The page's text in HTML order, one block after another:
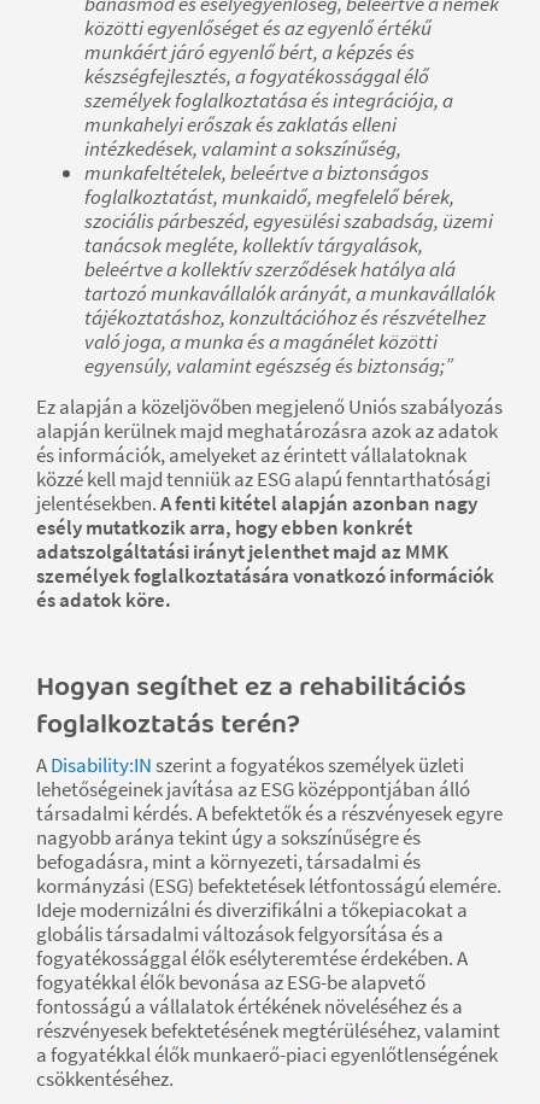
közötti egyenlőséget és az egyenlő értékű
munkáért járó egyenlő bért, a képzés és
készségfejlesztés, a fogyatékossággal élő
személyek foglalkoztatása és integrációja, a
munkahelyi erőszak és zaklatás elleni
intézkedések, valamint a sokszínűség,
munkafeltételek, beleértve a biztonságos
foglalkoztatást, munkaidő, megfelelő bérek,
szociális párbeszéd, egyesülési szabadság, üzemi
tanácsok megléte, kollektív tárgyalások,
beleértve a kollektív szerződések hatálya alá
tartozó munkavállalók arányát, a munkavállalók
tájékoztatáshoz, konzultációhoz és részvételhez
való joga, a munka és a magánélet közötti
egyensúly, valamint egészség és biztonság;”
Ez alapján a közeljövőben megjelenő Uniós szabályozás
alapján kerülnek majd meghatározásra azok az adatok
és információk, amelyeket az érintett vállalatoknak
közzé kell majd tenniük az ESG alapú fenntarthatósági
jelentésekben.A fenti kitétel alapján azonban nagy
esély mutatkozik arra, hogy ebben konkrét
adatszolgáltatási irányt jelenthet majd az MMK
személyek foglalkoztatására vonatkozó információk
és adatok köre.
Hogyan segíthet ez a rehabilitációs
foglalkoztatás terén?
ADisability:INszerint a fogyatékos személyek üzleti
lehetőségeinek javítása az ESG középpontjában álló
társadalmi kérdés. A befektetők és a részvényesek egyre
nagyobb aránya tekint úgy a sokszínűségre és
befogadásra, mint a környezeti, társadalmi és
kormányzási (ESG) befektetések létfontosságú elemére.
Ideje modernizálni és diverzifikálni a tőkepiacokat a
globális társadalmi változások felgyorsítása és a
fogyatékossággal élők esélyteremtése érdekében. A
fogyatékkal élők bevonása az ESG-be alapvető
fontosságú a vállalatok értékének növeléséhez és a
részvényesek befektetésének megtérüléséhez, valamint
a fogyatékkal élők munkaerő-piaci egyenlőtlenségének
csökkentéséhez.